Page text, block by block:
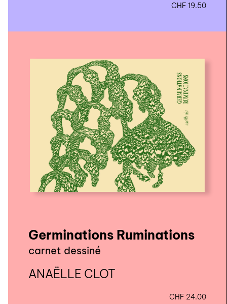
CHF 19.50
Germinations Ruminations
carnet dessiné
ANAËLLE CLOT
CHF 24.00